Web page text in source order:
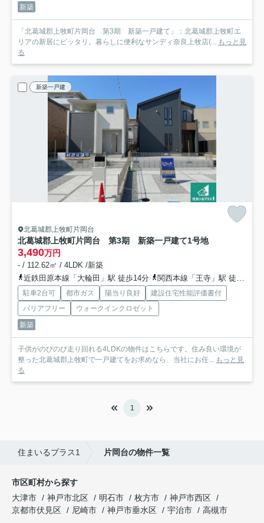
新築
「北葛城郡上牧町片岡台 第3期 新築一戸建て」：北葛城郡上牧町エ
リアの新居にピッタリ。暮らしに便利なサンディ奈良上牧店(... もっと見
る
新築一戸建
北葛城郡上牧町片岡台
北葛城郡上牧町片岡台 第3期 新築一戸建て1号地
3,490万円
- / 112.62㎡ / 4LDK /新築
近鉄田原本線「大輪田」駅 徒歩14分
関西本線「王寺」駅 徒歩36分
駐車2台可 都市ガス 陽当り良好
建設住宅性能評価書付
バリアフリー
ウォークインクロゼット
新築
子供がのびのび走り回れる4LDKの物件はこちらです。住み良い環境が
整った北葛城郡上牧町で一戸建てをお求めなら、当社にお任... もっと見
る
1
住まいるプラス1 片岡台の物件一覧
市区町村から探す
大津市
神戸市北区 明石市 枚方市
神戸市西区
京都市伏見区
尼崎市 神戸市垂水区 宇治市
高槻市